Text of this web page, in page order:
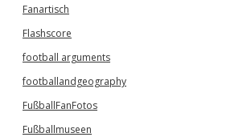
Fanartisch
Flashscore
football arguments
footballandgeography
FußballFanFotos
Fußballmuseen